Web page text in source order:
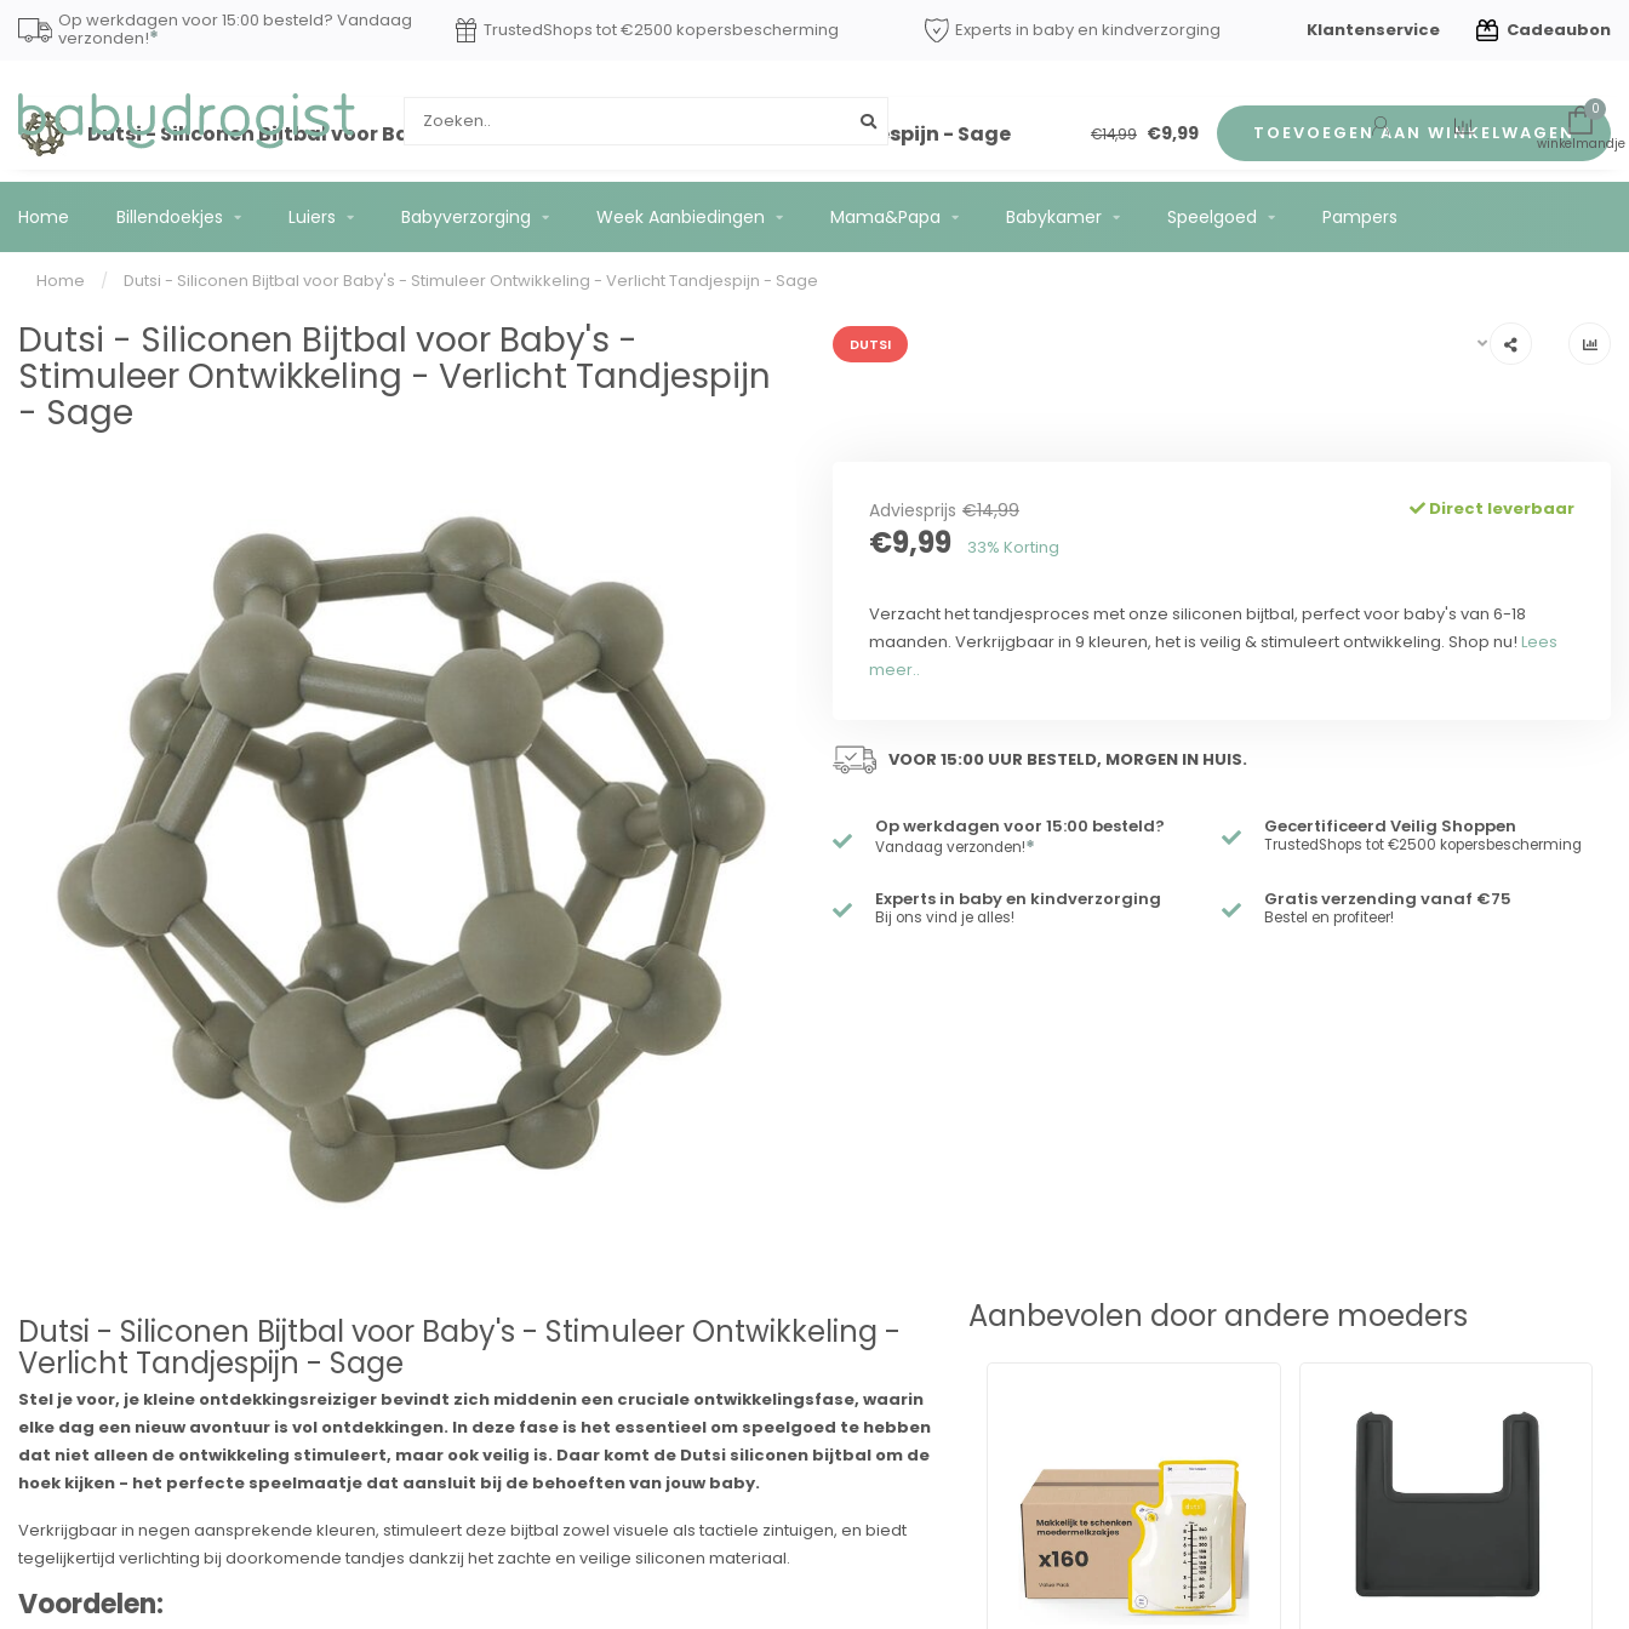
Op werkdagen voor 15:00 besteld? Vandaag
verzonden!* TrustedShops tot €2500 kopersbescherming Experts in baby en kindverzorging Gratis verzending vanaf €75
Klantenservice Cadeaubon
0
Home Billendoekjes Luiers Babyverzorging Week Aanbiedingen Mama&Papa Babykamer Speelgoed Pampers
Home / Dutsi - Siliconen Bijtbal voor Baby's - Stimuleer Ontwikkeling - Verlicht Tandjespijn - Sage
Dutsi - Siliconen Bijtbal voor Baby's - Stimuleer Ontwikkeling - Verlicht Tandjespijn - Sage €14,99 €9,99 TOEVOEGEN AAN WINKELWAGEN
Dutsi - Siliconen Bijtbal voor Baby's -
Stimuleer Ontwikkeling - Verlicht Tandjespijn
- Sage
DUTSI
Adviesprijs €14,99
€9,99 33% Korting
Direct leverbaar
Verzacht het tandjesproces met onze siliconen bijtbal, perfect voor baby's van 6-18
maanden. Verkrijgbaar in 9 kleuren, het is veilig & stimuleert ontwikkeling. Shop nu! Lees
meer..
VOOR 15:00 UUR BESTELD, MORGEN IN HUIS.
Op werkdagen voor 15:00 besteld?
Vandaag verzonden!*
Gecertificeerd Veilig Shoppen
TrustedShops tot €2500 kopersbescherming
Experts in baby en kindverzorging
Bij ons vind je alles!
Gratis verzending vanaf €75
Bestel en profiteer!
Dutsi - Siliconen Bijtbal voor Baby's - Stimuleer Ontwikkeling -
Verlicht Tandjespijn - Sage
Stel je voor, je kleine ontdekkingsreiziger bevindt zich middenin een cruciale ontwikkelingsfase, waarin
elke dag een nieuw avontuur is vol ontdekkingen. In deze fase is het essentieel om speelgoed te hebben
dat niet alleen de ontwikkeling stimuleert, maar ook veilig is. Daar komt de Dutsi siliconen bijtbal om de
hoek kijken - het perfecte speelmaatje dat aansluit bij de behoeften van jouw baby.
Verkrijgbaar in negen aansprekende kleuren, stimuleert deze bijtbal zowel visuele als tactiele zintuigen, en biedt
tegelijkertijd verlichting bij doorkomende tandjes dankzij het zachte en veilige siliconen materiaal.
Voordelen:
Aanbevolen door andere moeders